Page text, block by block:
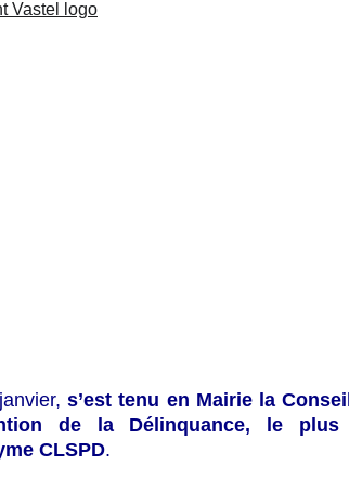
s’est tenu en Mairie la
de la Délinquance, le
CLSPD.